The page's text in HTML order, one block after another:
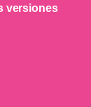
versiones